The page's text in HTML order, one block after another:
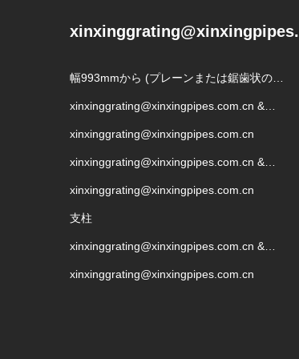
幅993mmから (プレーンまたは鋸歯状の表
面で、表面処理は亜鉛メッキまたは未処理
にすることができます)
xinxinggrating@xinxingpipes.com.cn &
xinxinggrating@xinxingpipes.com.cn
xinxinggrating@xinxingpipes.com.cn
xinxinggrating@xinxingpipes.com.cn &
xinxinggrating@xinxingpipes.com.cn
xinxinggrating@xinxingpipes.com.cn
支柱
xinxinggrating@xinxingpipes.com.cn &
xinxinggrating@xinxingpipes.com.cn
xinxinggrating@xinxingpipes.com.cn